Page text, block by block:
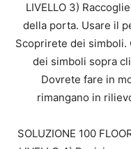
LIVELLO 3)
della porta. Usare il
Scoprirete dei simboli.
dei simboli sopra
Dovrete fare in
rimangano in
SOLUZIONE 100